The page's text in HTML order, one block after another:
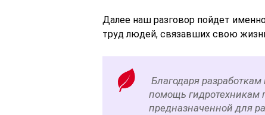
Далее наш разговор пойдет
труд людей, связавших свою
Благодаря
помощь гидротехникам
предназначенной для